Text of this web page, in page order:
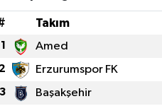
Takım
1 Amed
Erzurumspor FK
3 Başakşehir